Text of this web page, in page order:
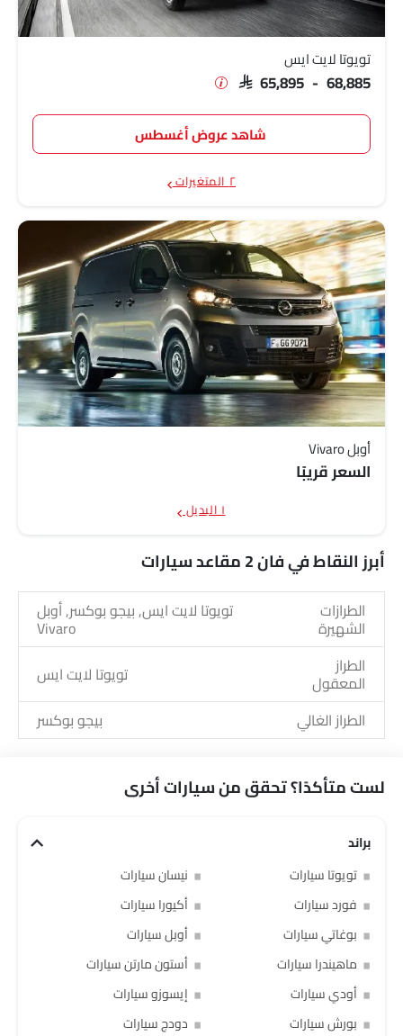
تويوتا لايت ايس
SAR 65,895 - 68,885
شاهد عروض أغسطس
٢ المتغيرات
أوبل Vivaro
السعر قريبًا
١ البديل
أبرز النقاط في فان 2 مقاعد سيارات
الطرازات
الشهيرة
تويوتا لايت ايس, بيجو بوكسر, أوبل
Vivaro
الطراز
المعقول
تويوتا لايت ايس
الطراز الغالي
بيجو بوكسر
لست متأكدًا؟ تحقق من سيارات أخرى
براند
تويوتا سيارات
نيسان سيارات
فورد سيارات
أكيورا سيارات
بوغاتي سيارات
أوبل سيارات
ماهيندرا سيارات
أستون مارتن سيارات
أودي سيارات
إيسوزو سيارات
بورش سيارات
دودج سيارات